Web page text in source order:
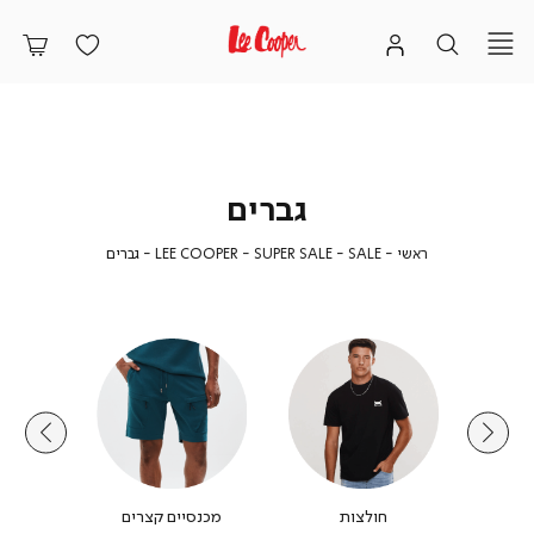
גברים
ראשי ראשי
SALE
SALE
LEE COOPER - SUPER SALE
LEEגבריםגברים
חולצות מכנסיים קצרים